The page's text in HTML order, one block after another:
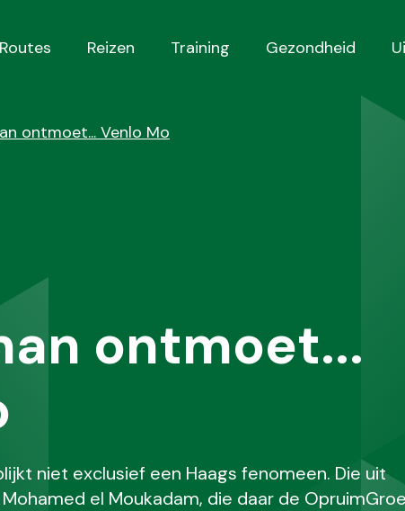
Routes Reizen Training Gezondheid
ontmoet... Venlo Mo
ontmoet...
niet exclusief een Haags fenomeen. Die uit
el Moukadam, die daar de